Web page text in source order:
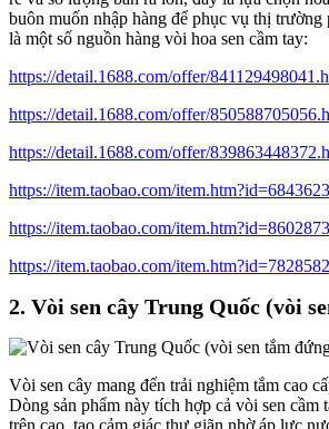
buôn muốn nhập hàng để phục vụ thị
là một số nguồn hàng vòi hoa sen cầm tay:
https://detail.1688.com/offer/
https://detail.1688.com/offer/
https://detail.1688.com/offer/
https://item.taobao.com/
https://item.taobao.com/
https://item.taobao.com/
2. Vòi sen cây Trung Quốc (vòi
Vòi sen cây mang đến trải nghiệm tắm cao
Dòng sản phẩm này tích hợp cả vòi sen cầm
trên cao, tạo cảm giác thư giãn nhờ áp lực